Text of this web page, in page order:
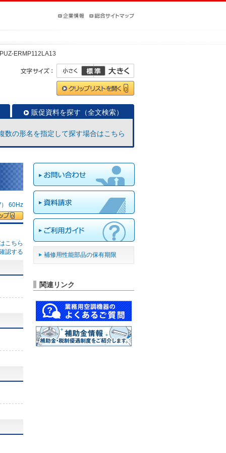
PUZ-ERMP112LA13
販促資料を探す（全文検索）
数の形名を指定して探す場合はこちら
60Hz
こちら
認する
補修用性能部品の保有期限
関連リンク